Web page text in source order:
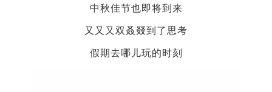
中秋佳节也即将到来
又又又双叒叕到了思考
假期去哪儿玩的时刻